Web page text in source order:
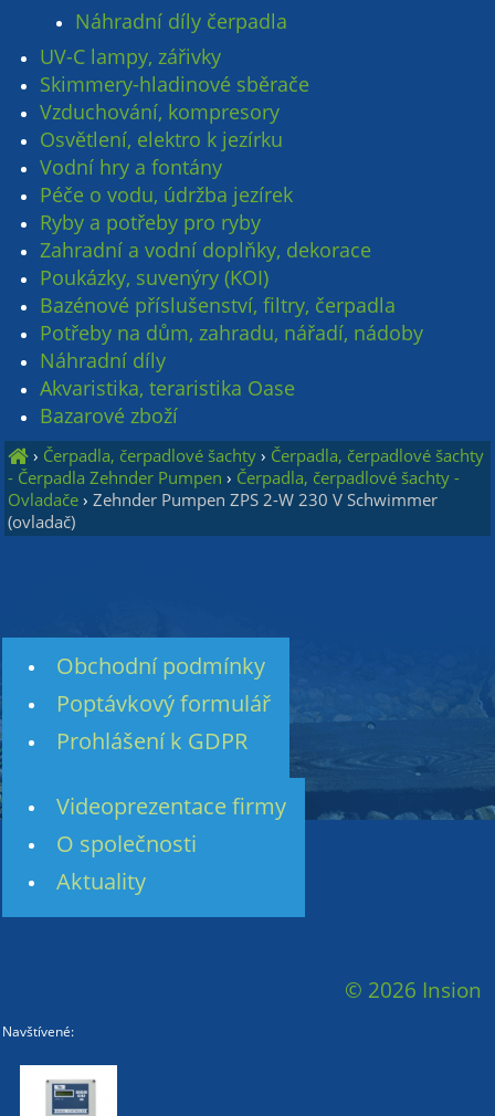
Náhradní díly čerpadla
UV-C lampy, zářivky
Skimmery-hladinové sběrače
Vzduchování, kompresory
Osvětlení, elektro k jezírku
Vodní hry a fontány
Péče o vodu, údržba jezírek
Ryby a potřeby pro ryby
Zahradní a vodní doplňky, dekorace
Poukázky, suvenýry (KOI)
Bazénové příslušenství, filtry, čerpadla
Potřeby na dům, zahradu, nářadí, nádoby
Náhradní díly
Akvaristika, teraristika Oase
Bazarové zboží
› Čerpadla, čerpadlové šachty › Čerpadla, čerpadlové šachty
- Čerpadla Zehnder Pumpen › Čerpadla, čerpadlové šachty -
Ovladače ›Zehnder Pumpen ZPS 2-W 230 V Schwimmer
(ovladač)
Obchodní podmínky
Poptávkový formulář
Prohlášení k GDPR
Videoprezentace firmy
O společnosti
Aktuality
© 2026 Insion
Navštívené: